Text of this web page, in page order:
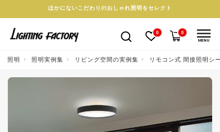
ほかにないこだわりのおしゃれ照明をセレクト
0 0
MENU
照明 照明実例集 リビング空間の実例集 リモコン式 間接照明シ